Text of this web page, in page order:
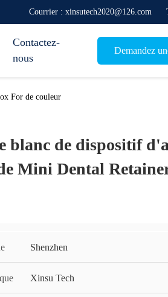
Courrier : xinsutech2020@126.com
Contactez-
nous
Demandez
For de couleur
blanc de dispositif
Mini Dental
Shenzhen
Xinsu Tech